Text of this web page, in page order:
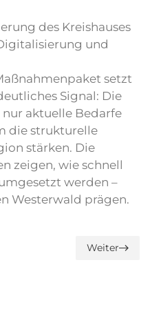
des Kreishauses
und
setzt
Signal: Die
aktuelle Bedarfe
die strukturelle
stärken. Die
zeigen, wie schnell
werden –
Westerwald prägen.
Weiter